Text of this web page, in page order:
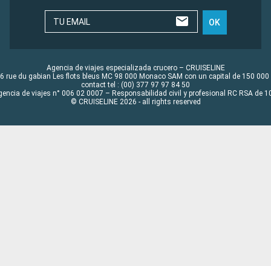
TU EMAIL OK
Agencia de viajes especializada crucero – CRUISELINE
rue du gabian Les flots bleus MC 98 000 Monaco SAM con un capital de 150 000
contact tel : (00) 377 97 97 84 50
de viajes n° 006 02 0007 – Responsabilidad civil y profesional RC RSA de
© CRUISELINE 2026 - all rights reserved